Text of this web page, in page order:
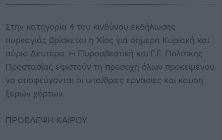
Στην κατηγορία 4 του κινδύνου εκδήλωσης
πυρκαγιάς βρίσκεται η Χίος για σήμερα Κυριακή και
αύριο Δευτέρα. Η Πυροσβεστική και Γ.Γ. Πολιτικής
Προστασίας εφιστούν τη προσοχή όλων προκειμένου
να αποφεύγονται οι υπαίθριες εργασίες και καύση
ξερών χόρτων.
ΠΡΟΒΛΕΨΗ ΚΑΙΡΟΥ